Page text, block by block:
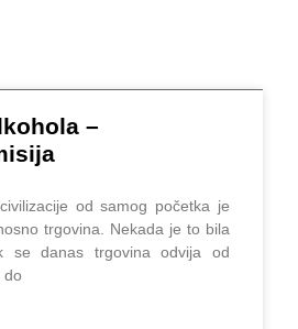
–
od samog početka je
trgovina. Nekada je to bila
se danas trgovina odvija od
do